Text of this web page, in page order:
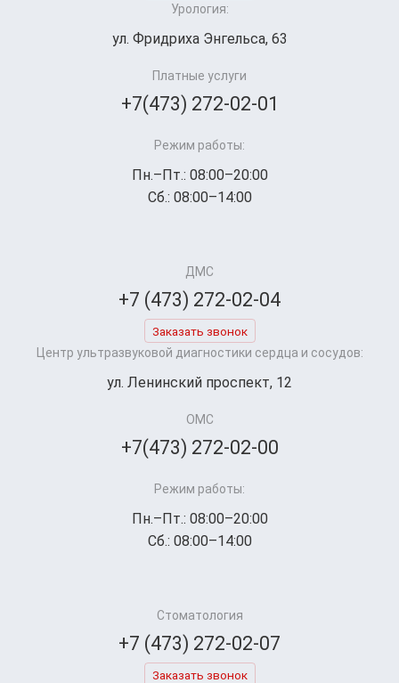
Урология:
ул. Фридриха Энгельса, 63
Платные услуги
+7(473) 272-02-01
Режим работы:
Пн.–Пт.: 08:00–20:00
Сб.: 08:00–14:00
ДМС
+7 (473) 272-02-04
Заказать звонок
Центр ультразвуковой диагностики сердца и сосудов:
ул. Ленинский проспект, 12
ОМС
+7(473) 272-02-00
Режим работы:
Пн.–Пт.: 08:00–20:00
Сб.: 08:00–14:00
Стоматология
+7 (473) 272-02-07
Заказать звонок